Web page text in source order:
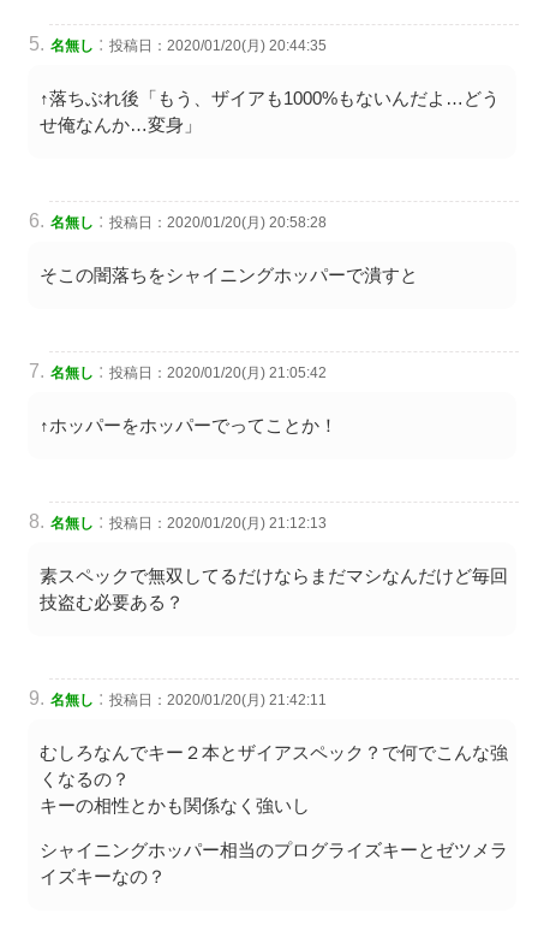
名無し : 投稿日：2020/01/20(月) 20:44:35
↑落ちぶれ後「もう、ザイアも1000%もないんだよ…どう
せ俺なんか…変身」
名無し : 投稿日：2020/01/20(月) 20:58:28
そこの闇落ちをシャイニングホッパーで潰すと
名無し : 投稿日：2020/01/20(月) 21:05:42
↑ホッパーをホッパーでってことか！
名無し : 投稿日：2020/01/20(月) 21:12:13
素スペックで無双してるだけならまだマシなんだけど毎回
技盗む必要ある？
名無し : 投稿日：2020/01/20(月) 21:42:11
むしろなんでキー２本とザイアスペック？で何でこんな強
くなるの？
キーの相性とかも関係なく強いし
シャイニングホッパー相当のプログライズキーとゼツメラ
イズキーなの？